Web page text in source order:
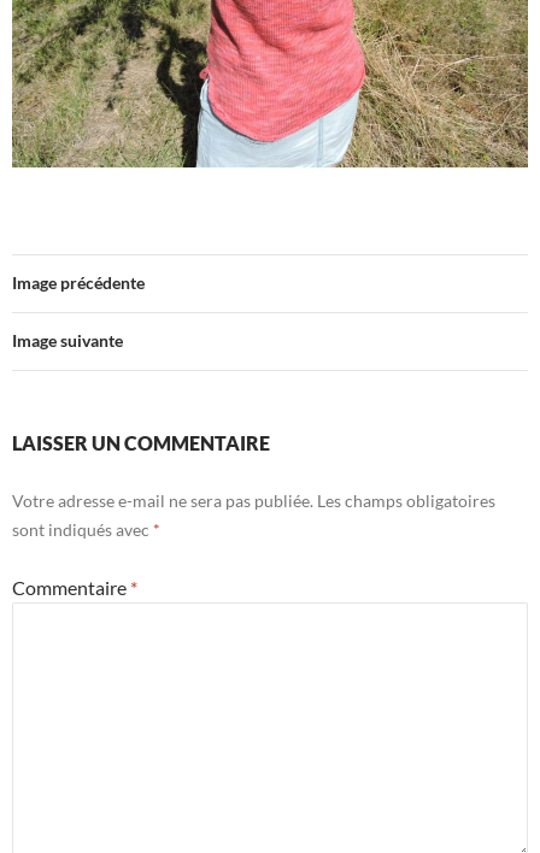
Image précédente
Image suivante
LAISSER UN COMMENTAIRE
Votre adresse e-mail ne sera pas publiée. Les champs obligatoires
sont indiqués avec *
Commentaire *